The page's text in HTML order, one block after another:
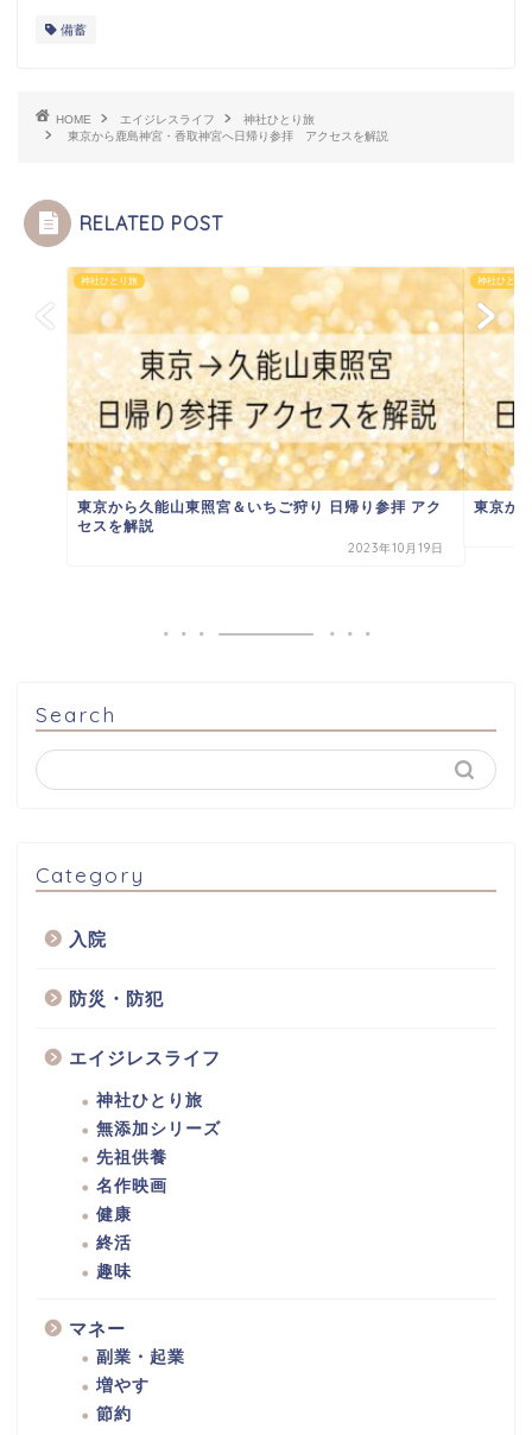
備蓄
HOME エイジレスライフ
神社ひとり旅
東京から鹿島神宮・香取神宮へ日帰り参拝 アクセスを解説
RELATED POST
神社ひとり旅
東京から久能山東照宮＆いちご狩り 日帰り参拝 アク
セスを解説
2023年10月19日
神社ひとり
東京か
Search
Category
入院
防災・防犯
エイジレスライフ
神社ひとり旅
無添加シリーズ
先祖供養
名作映画
健康
終活
趣味
マネー
副業・起業
増やす
節約